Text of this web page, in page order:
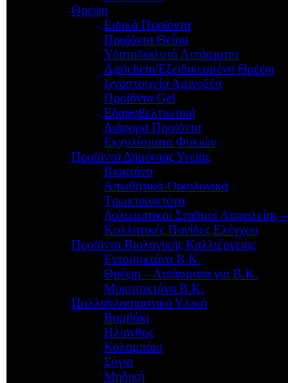
Θρέψη
Ειδικά Προϊόντα
Προϊόντα Θείου
Υδατοδιαλυτά Λιπάσματα
Agrichem/Εξειδικευμένη Θρέψη
Ιχνοστοιχεία Αμινοξέα
Προϊόντα Gel
Εδαφοβελτιωτικά
Διάφορα Προϊόντα
Εκχυλίσματα Φυκιών
Προϊόντα Δημόσιας Υγείας
Βιοκτόνα
Απωθητικά-Οικολογικά
Τρωκτικοκτόνα
Δολωματικοί Σταθμοί Ασφαλείας –
Κολλητικές Παγίδες Ελέγχου
Προϊόντα Βιολογικής Καλλιέργειας
Εντομοκτόνα Β.Κ.
Θρέψη – Λιπάσματα για Β.Κ.
Μυκητοκτόνα Β.Κ.
Πολλαπλασιαστικό Υλικό
Βαμβάκι
Ηλίανθος
Καλαμπόκι
Σόγια
Μηδική